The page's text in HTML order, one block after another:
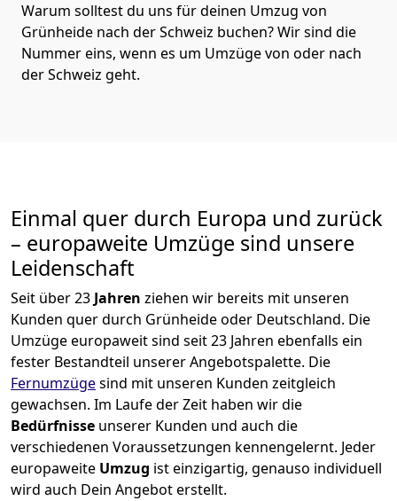
Warum solltest du uns für deinen Umzug von
Grünheide nach der Schweiz buchen? Wir sind die
Nummer eins, wenn es um Umzüge von oder nach
der Schweiz geht.
Einmal quer durch Europa und zurück
– europaweite Umzüge sind unsere
Leidenschaft
Seit über23 Jahren ziehen wir bereits mit unseren
Kunden quer durch Grünheideoder Deutschland. Die
Umzüge europaweit sind seit23 Jahren ebenfalls ein
fester Bestandteil unserer Angebotspalette. Die
Fernumzügesind mit unseren Kunden zeitgleich
gewachsen. Im Laufe der Zeit haben wir die
Bedürfnisse unserer Kunden und auch die
verschiedenen Voraussetzungen kennengelernt. Jeder
europaweite Umzug ist einzigartig, genauso individuell
wird auch Dein Angebot erstellt.